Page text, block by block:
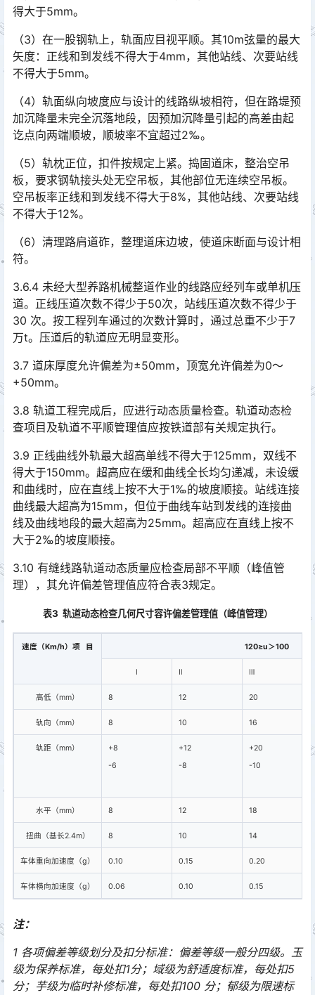
得大于5mm。󠅅󠅃󠄵󠅂󠄪󠇖󠆨󠆨󠇕󠆞󠆒󠅬󠇘󠆭󠆘󠇙󠆝󠅵󠇗󠆭󠆁󠄐󠇗󠅹󠅸󠇖󠆍󠅳󠇖󠅹󠅰󠇖󠆌󠅹
（3）在一股钢轨上，轨面应目视平顺。其10m弦量的最大
矢度：正线和到发线不得大于4mm，其他站线、次要站线
不得大于5mm。
（4）轨面纵向坡度应与设计的线路纵坡相符，但在路堤预
加沉降量未完全沉落地段，因预加沉降量引起的高差由起
讫点向两端顺坡，顺坡率不宜超过2‰。
（5）轨枕正位，扣件按规定上紧。捣固道床，整治空吊
板，要求钢轨接头处无空吊板，其他部位无连续空吊板。
空吊板率正线和到发线不得大于8%，其他站线、次要站线
不得大于12%。󠅅󠅃󠄵󠅂󠄪󠇖󠆨󠆨󠇕󠆞󠆒󠅬󠇘󠆭󠆘󠇙󠆝󠅵󠇗󠆭󠆁󠄐󠇗󠅹󠅸󠇖󠆍󠅳󠇖󠅹󠅰󠇖󠆌󠅹
（6）清理路肩道砟，整理道床边坡，使道床断面与设计相
符。
3.6.4 未经大型养路机械整道作业的线路应经列车或单机压
道。正线压道次数不得少于50次，站线压道次数不得少于
30 次。按工程列车通过的次数计算时，通过总重不少于7
万t。压道后的轨道应无明显变形。󠅅󠅃󠄵󠅂󠄪󠇖󠆨󠆨󠇕󠆞󠆒󠅬󠇘󠆭󠆘󠇙󠆝󠅵󠇗󠆭󠆁󠄐󠇗󠅹󠅸󠇖󠆍󠅳󠇖󠅹󠅰󠇖󠆌󠅹
3.7 道床厚度允许偏差为±50mm，顶宽允许偏差为0～
+50mm。
3.8 轨道工程完成后，应进行动态质量检查。轨道动态检
查项目及轨道不平顺管理值应按铁道部有关规定执行。
3.9 正线曲线外轨最大超高单线不得大于125mm，双线不
得大于150mm。超高应在缓和曲线全长均匀递减，未设缓
和曲线时，应在直线上按不大于1‰的坡度顺接。站线连接
曲线最大超高为15mm，但位于曲线车站到发线的连接曲
线及曲线地段的最大超高为25mm。超高应在直线上按不
大于2‰的坡度顺接。󠅅󠅃󠄵󠅂󠄪󠇖󠆨󠆨󠇕󠆞󠆒󠅬󠇘󠆭󠆘󠇙󠆝󠅵󠇗󠆭󠆁󠄐󠇗󠅹󠅸󠇖󠆍󠅳󠇖󠅹󠅰󠇖󠆌󠅹
3.10 有缝线路轨道动态质量应检查局部不平顺（峰值管
理），其允许偏差管理值应符合表3规定。
表3 轨道动态检查几何尺寸容许偏差管理值（峰值管理）
速度（Km/h）项 目 120≥u＞100
Ⅰ Ⅱ Ⅲ
高低（mm） 8 12 20
轨向（mm） 8 10 16
轨距（mm）
+8
-6
+12
-8
+20
-10
水平（mm） 8 12 18
扭曲（基长2.4m） 8 10 14
车体重向加速度（g） 0.10 0.15 0.20
车体横向加速度（g） 0.06 0.10 0.15
注：
1 各项偏差等级划分及扣分标准：偏差等级一般分四级。玉
级为保养标准，每处扣1分；域级为舒适度标准，每处扣5
分；芋级为临时补修标准，每处扣100 分；郁级为限速标